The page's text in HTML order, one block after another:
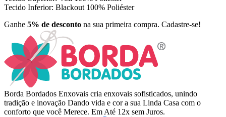
Tecido Inferior: Blackout 100% Poliéster
Ganhe 5% de desconto na sua primeira compra. Cadastre-se!
Borda Bordados Enxovais cria enxovais sofisticados, unindo
tradição e inovação Dando vida e cor a sua Linda Casa com o
conforto que você Merece. Em Até 12x sem Juros.